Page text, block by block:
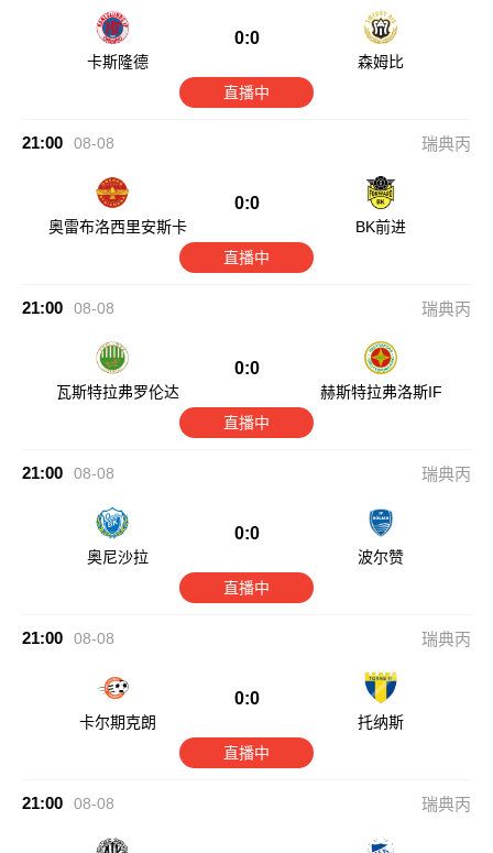
卡斯隆德
0:0
森姆比
直播中
21:00 08-08 瑞典丙
奥雷布洛西里安斯卡
0:0
BK前进
直播中
21:00 08-08 瑞典丙
瓦斯特拉弗罗伦达
0:0
赫斯特拉弗洛斯IF
直播中
21:00 08-08 瑞典丙
奥尼沙拉
0:0
波尔赞
直播中
21:00 08-08 瑞典丙
卡尔期克朗
0:0
托纳斯
直播中
21:00 08-08 瑞典丙